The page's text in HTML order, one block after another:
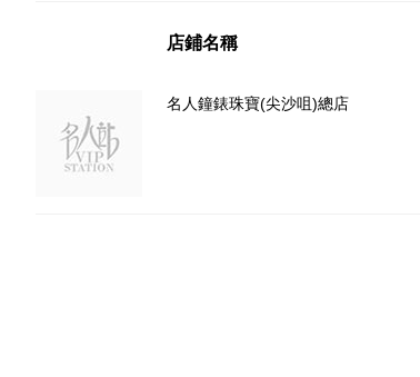
店鋪名稱
名人鐘錶珠寶(尖沙咀)總店